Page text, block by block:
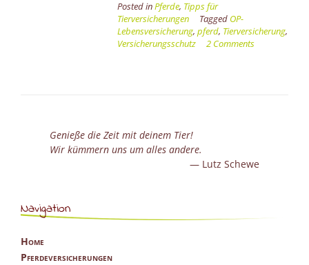
mit
Posted inPferde, Tipps für
Tierversicherungen
Tagged OP-
Lebensversicherung, pferd, Tierversicherung,
Versicherungsschutz
2 Comments
Genieße die Zeit mit deinem Tier!
Wir kümmern uns um alles andere.
Lutz Schewe
Navigation
Home
Pferdeversicherungen